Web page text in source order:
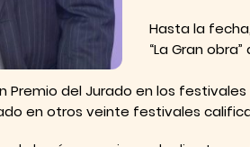
Hasta la
“La Gran
del Jurado en los festivales
en otros veinte festivales